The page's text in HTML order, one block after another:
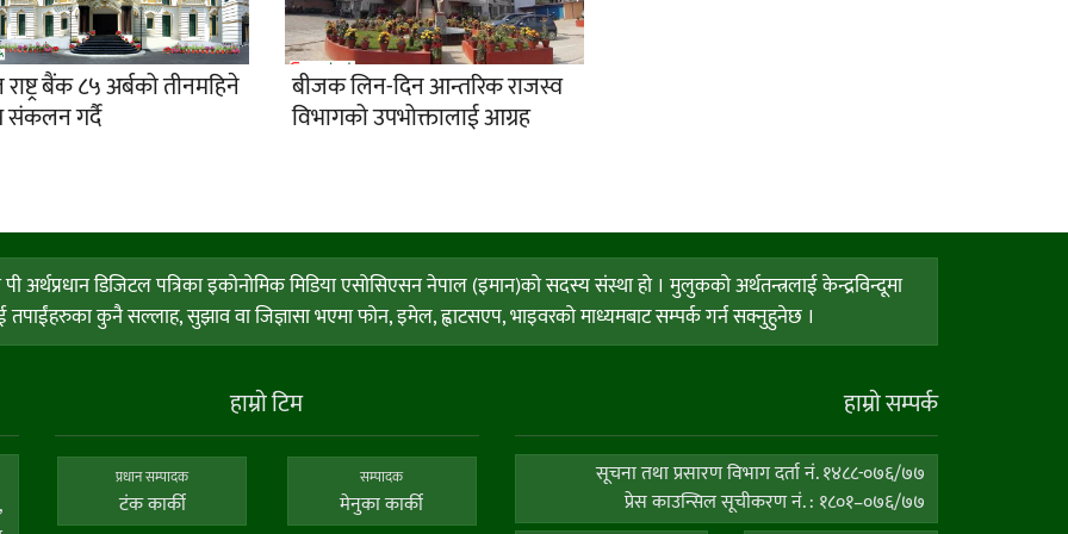
बैंक ८५ अर्बको तीनमहिने
संकलन गर्दै
बीजक लिन-दिन आन्तरिक राजस्व
विभागको उपभोक्तालाई आग्रह
डिजिटल पत्रिका इकोनोमिक मिडिया एसोसिएसन नेपाल (इमान)को सदस्य संस्था हो । मुलुकको अर्थतन्त्रलाई केन्द्रविन्दूमा
कुनै सल्लाह, सुझाव वा जिज्ञासा भएमा फोन, इमेल, ह्वाटसएप, भाइवरको माध्यमबाट सम्पर्क गर्न सक्नुहुनेछ ।
हाम्राे टिम
प्रधान सम्पादक
टंक कार्की
सम्पादक
मेनुका कार्की
हाम्राे सम्पर्क
सूचना तथा प्रसारण विभाग दर्ता नं. १४८८-०७६/७७
प्रेस काउन्सिल सूचीकरण नं. : १८०१–०७६/७७